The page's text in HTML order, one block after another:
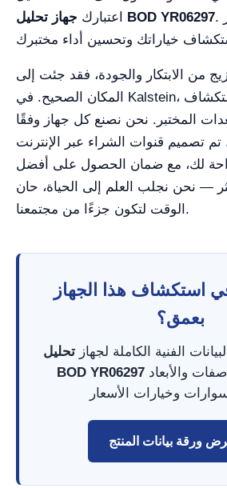
اعتبارك
جهاز تحليل BOD YR06297. اطلب عرض سعر
من الابتكار والجودة، فقد جئت إلى
المكان الصحيح. في Kalstein، نقدم لك رفاهية استكشاف
المختبر. نحن نصنع كل جهاز وفقًا
تم تصميم قنوات الشراء عبر الإنترنت
لك، مع ضمان الحصول على أفضل
— نحن نجلب العلم إلى الحياة، حان
الوقت لتكون جزءًا من مجتمعنا.
استكشاف هذا الجهاز
بعمق؟
الفنية الكاملة لجهاز تحليل
BOD YR06297مع جميع المواصفات والأبعاد